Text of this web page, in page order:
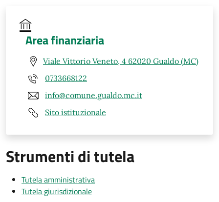
Area finanziaria
Viale Vittorio Veneto, 4 62020 Gualdo (MC)
0733668122
info@comune.gualdo.mc.it
Sito istituzionale
Strumenti di tutela
Tutela amministrativa
Tutela giurisdizionale